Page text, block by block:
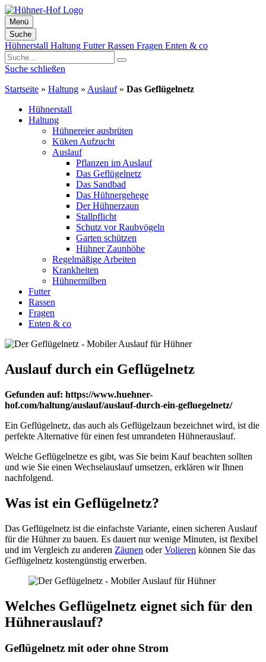
Menü
Suche
Zum
Inhalt
springen
Hühnerstall Haltung FutterRassen Fragen Enten & co
Suche schließen
Startseite » Haltung » Auslauf» Das Geflügelnetz
Hühnerstall
Haltung
Hühnereier ausbrüten
Küken Aufzucht
Auslauf
Pflanzen im Auslauf
Das Geflügelnetz
Das Sandbad
Das Hühnergehege
Der Hühnerzaun
Stallpflicht
Schutz vor Raubvögeln
Garten schützen
Hühner Zaunhöhe
Regelmäßige Arbeiten
Krankheiten
Hühnermilben
Futter
Rassen
Fragen
Enten & co
Auslauf durch ein Geflügelnetz
Gefunden auf: https://www.huehner-
hof.com/haltung/auslauf/auslauf-durch-ein-gefluegelnetz/
Ein Geflügelnetz, das auch als Geflügelzaun bezeichnet wird, ist die
perfekte Alternative für einen fest umrandeten Hühnerauslauf.
Welche Geflügelnetze es gibt, was Sie beim Kauf beachten sollten
und wie Sie einen Wechselauslauf umsetzen, erklären wir Ihnen
nachfolgend.
Was ist ein Geflügelnetz?
Das Geflügelnetz ist die einfachste Variante, einen sicheren Auslauf
für die Hühner zu bauen. Es dauert nur wenige Minuten, ist flexibel
und im Vergleich zu anderen Zäunen oderVolieren können Sie das
Geflügelnetz kostengünstig erwerben.
Welches Geflügelnetz eignet sich für den
Hühnerauslauf?
Geflügelnetz mit oder ohne Strom